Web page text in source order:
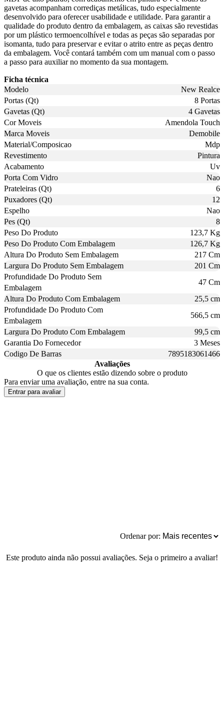
gavetas acompanham corrediças metálicas, tudo especialmente
desenvolvido para oferecer usabilidade e utilidade. Para garantir a
qualidade do produto dentro da embalagem, as caixas são revestidas
por um plástico termoencolhível e todas as peças são separadas por
isomanta, tudo para preservar e evitar o atrito entre as peças dentro
da embalagem. Você contará também com um manual com o passo
a passo para auxiliar no momento da sua montagem.
Ficha técnica
Modelo
New Realce
Portas (Qt)
8 Portas
Gavetas (Qt)
4 Gavetas
Cor Moveis
Amendola Touch
Marca Moveis
Demobile
Material/Composicao
Mdp
Revestimento
Pintura
Acabamento
Uv
Porta Com Vidro
Nao
Prateleiras (Qt)
6
Puxadores (Qt)
12
Espelho
Nao
Pes (Qt)
8
Peso Do Produto
123,7 Kg
Peso Do Produto Com Embalagem
126,7 Kg
Altura Do Produto Sem Embalagem
217 Cm
Largura Do Produto Sem Embalagem
201 Cm
Profundidade Do Produto Sem
Embalagem
47 Cm
Altura Do Produto Com Embalagem
25,5 cm
Profundidade Do Produto Com
Embalagem
566,5 cm
Largura Do Produto Com Embalagem
99,5 cm
Garantia Do Fornecedor
3 Meses
Codigo De Barras
7895183061466
Avaliações
O que os clientes estão dizendo sobre o produto
Para enviar uma avaliação, entre na sua conta.
Entrar para avaliar
Ordenar por:
Este produto ainda não possui avaliações. Seja o primeiro a avaliar!